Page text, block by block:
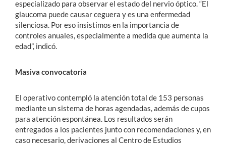
especializado para observar el estado del nervio óptico. “El
glaucoma puede causar ceguera y es una enfermedad
silenciosa. Por eso insistimos en la importancia de
controles anuales, especialmente a medida que aumenta la
edad”, indicó.
Masiva convocatoria
El operativo contempló la atención total de 153 personas
mediante un sistema de horas agendadas, además de cupos
para atención espontánea. Los resultados serán
entregados a los pacientes junto con recomendaciones y, en
caso necesario, derivaciones al Centro de Estudios